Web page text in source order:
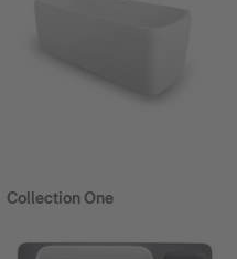
Collection One